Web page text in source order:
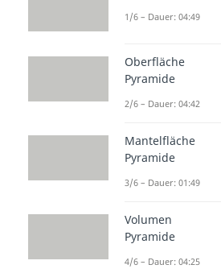
1/6 – Dauer: 04:49
Oberfläche
Pyramide
2/6 – Dauer: 04:42
Mantelfläche
Pyramide
3/6 – Dauer: 01:49
Volumen
Pyramide
4/6 – Dauer: 04:25